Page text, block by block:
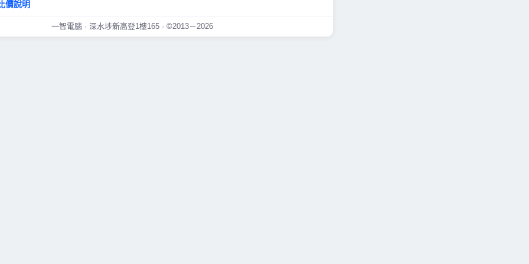
價說明
一智電腦 · 深水埗新高登1樓165 · ©2013－2026